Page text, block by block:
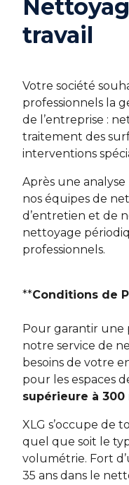
travail
Votre société
professionnels la
de l’entreprise :
traitement des
interventions
Après une analyse
nos équipes de
d’entretien et de
nettoyage
professionnels.
**Conditions de
Pour garantir une
notre service de
besoins de votre
pour les espaces
supérieure à 300
XLG s’occupe de
quel que soit le
volumétrie. Fort
35 ans dans le